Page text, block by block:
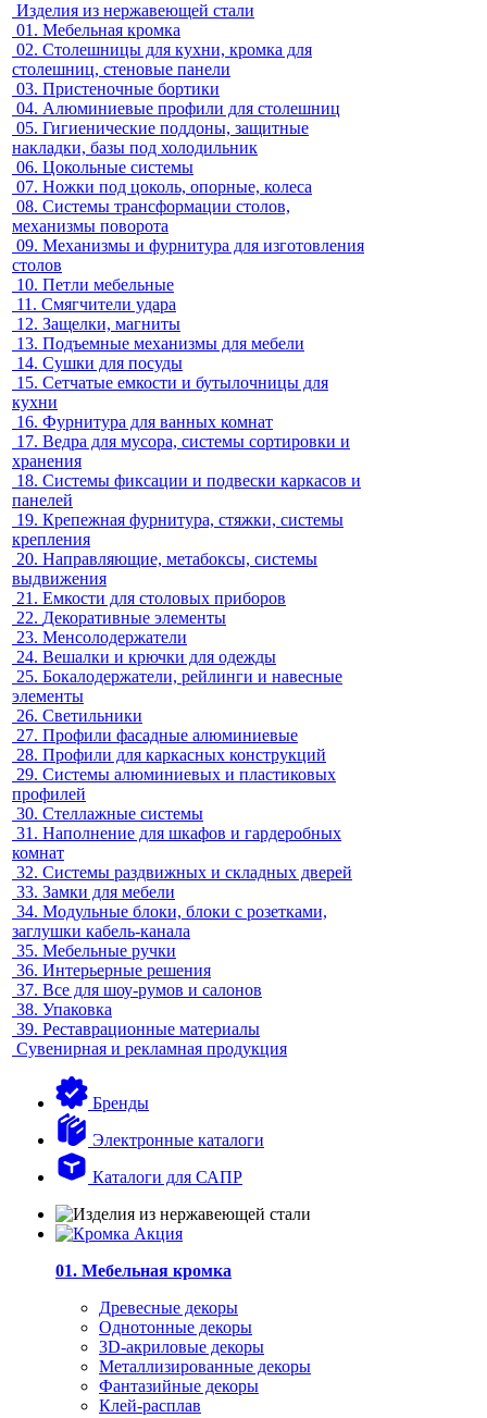
Изделия из нержавеющей стали
01. Мебельная кромка
02. Столешницы для кухни, кромка для
столешниц, стеновые панели
03. Пристеночные бортики
04. Алюминиевые профили для столешниц
05. Гигиенические поддоны, защитные
накладки, базы под холодильник
06. Цокольные системы
07. Ножки под цоколь, опорные, колеса
08. Системы трансформации столов,
механизмы поворота
09. Механизмы и фурнитура для изготовления
столов
10. Петли мебельные
11. Смягчители удара
12. Защелки, магниты
13. Подъемные механизмы для мебели
14. Сушки для посуды
15. Сетчатые емкости и бутылочницы для
кухни
16. Фурнитура для ванных комнат
17. Ведра для мусора, системы сортировки и
хранения
18. Системы фиксации и подвески каркасов и
панелей
19. Крепежная фурнитура, стяжки, системы
крепления
20. Направляющие, метабоксы, системы
выдвижения
21. Емкости для столовых приборов
22. Декоративные элементы
23. Менсолодержатели
24. Вешалки и крючки для одежды
25. Бокалодержатели, рейлинги и навесные
элементы
26. Светильники
27. Профили фасадные алюминиевые
28. Профили для каркасных конструкций
29. Системы алюминиевых и пластиковых
профилей
30. Стеллажные системы
31. Наполнение для шкафов и гардеробных
комнат
32. Системы раздвижных и складных дверей
33. Замки для мебели
34. Модульные блоки, блоки с розетками,
заглушки кабель-канала
35. Мебельные ручки
36. Интерьерные решения
37. Все для шоу-румов и салонов
38. Упаковка
39. Реставрационные материалы
Сувенирная и рекламная продукция
Бренды
Электронные каталоги
Каталоги для САПР
01. Мебельная кромка
Древесные декоры
Однотонные декоры
3D-акриловые декоры
Металлизированные декоры
Фантазийные декоры
Клей-расплав